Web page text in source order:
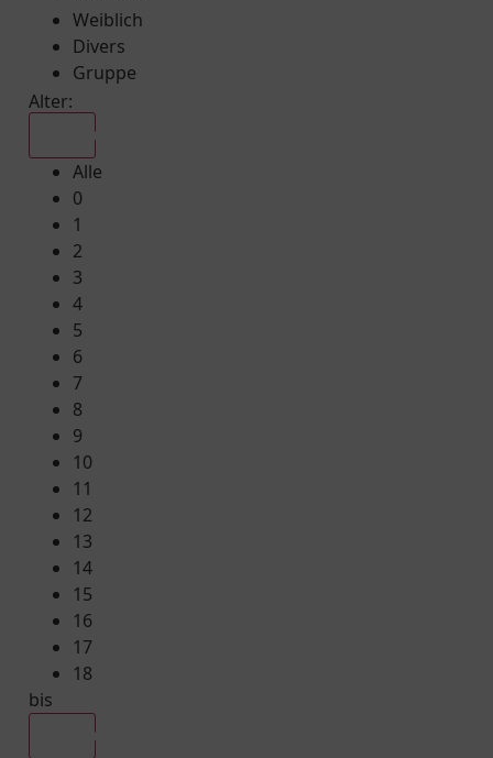
Weiblich
Divers
Gruppe
Alter:
Alle
0
1
2
3
4
5
6
7
8
9
10
11
12
13
14
15
16
17
18
bis